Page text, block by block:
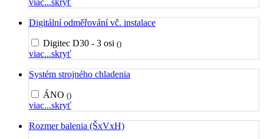
viac...skryť
Digitální odměřování vč. instalace
Digitec D30 - 3 osi ()
viac...skryť
Systém strojného chladenia
ÁNO ()
viac...skryť
Rozmer balenia (ŠxVxH)